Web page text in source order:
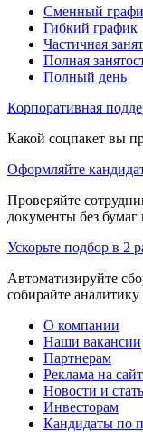
Сменный
Гибкий график
Частичная
Полная
Полный день
Корпоративная
Какой соцпакет вы
Оформляйте
Проверяйте
документы без
Ускорьте подбор в 2
Автоматизируйте
собирайте
О компании
Наши вакансии
Партнерам
Реклама на
Новости и
Инвесторам
Кандидаты по